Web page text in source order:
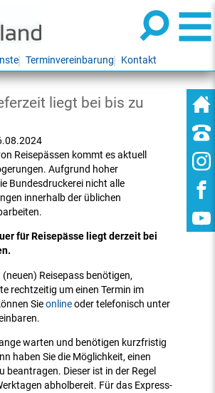
Terminvereinbarung Kontakt
liegt bei bis zu
Reisepässen kommt es aktuell
Aufgrund hoher
Bundesdruckerei nicht alle
innerhalb der üblichen
für Reisepässe liegt derzeit bei
(neuen) Reisepass benötigen,
rechtzeitig um einen Termin im
Sieonlineoder telefonisch unter
warten und benötigen kurzfristig
haben Sie die Möglichkeit, einen
beantragen. Dieser ist in der Regel
abholbereit. Für das Express-